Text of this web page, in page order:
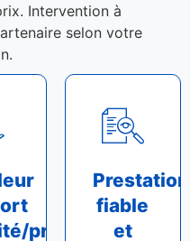
Intervention à
selon votre
prix
Prestation
fiable
et